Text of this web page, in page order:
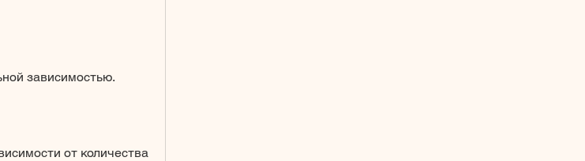
зависимостью.
от количества